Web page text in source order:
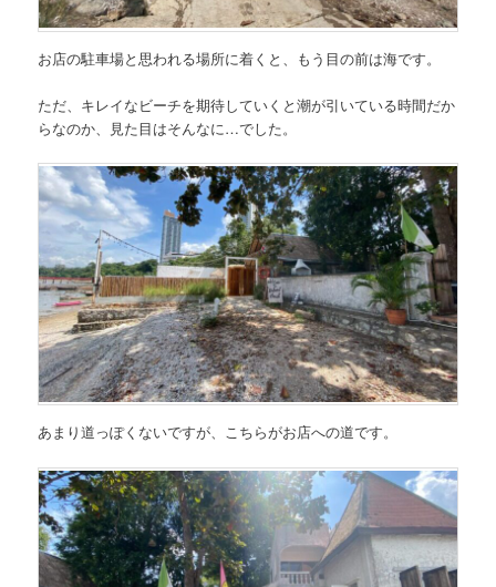
お店の駐車場と思われる場所に着くと、もう目の前は海です。
ただ、キレイなビーチを期待していくと潮が引いている時間だか
らなのか、見た目はそんなに…でした。
あまり道っぽくないですが、こちらがお店への道です。